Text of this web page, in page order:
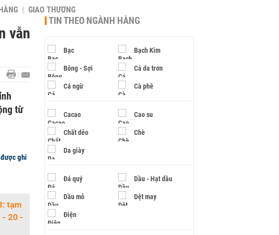
GIAO THƯƠNG
vẫn
từ
ghi
tạm
- 20 -
TIN THEO NGÀNH HÀNG
Bạc Bạch Kim
Bông - Sợi Cá da trơn
Cá ngừ Cà phê
Cacao Cao su
Chất dẻo Chè
Da giày
Đá quý Dầu - Hạt dầu
Dầu mỏ Dệt may
Điện